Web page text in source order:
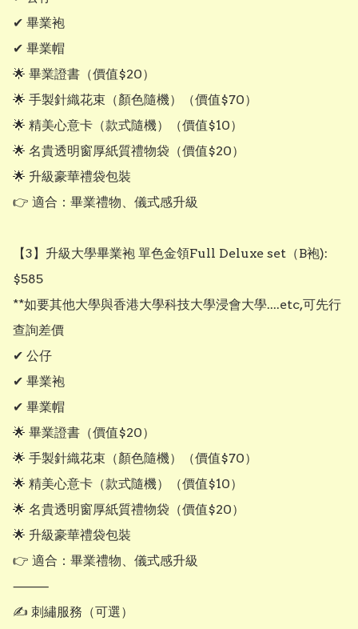
✔ 畢業袍
✔ 畢業帽
🌟 畢業證書（價值$20）
🌟 手製針織花束（顏色隨機）（價值$70）
🌟 精美心意卡（款式隨機）（價值$10）
🌟 名貴透明窗厚紙質禮物袋（價值$20）
🌟 升級豪華禮袋包裝
👉 適合：畢業禮物、儀式感升級
【3】升級大學畢業袍 單色金領Full Deluxe set（B袍):
$585
**如要其他大學與香港大學科技大學浸會大學....etc,可先行
查詢差價
✔ 公仔
✔ 畢業袍
✔ 畢業帽
🌟 畢業證書（價值$20）
🌟 手製針織花束（顏色隨機）（價值$70）
🌟 精美心意卡（款式隨機）（價值$10）
🌟 名貴透明窗厚紙質禮物袋（價值$20）
🌟 升級豪華禮袋包裝
👉 適合：畢業禮物、儀式感升級
⸻
✍️ 刺繡服務（可選）